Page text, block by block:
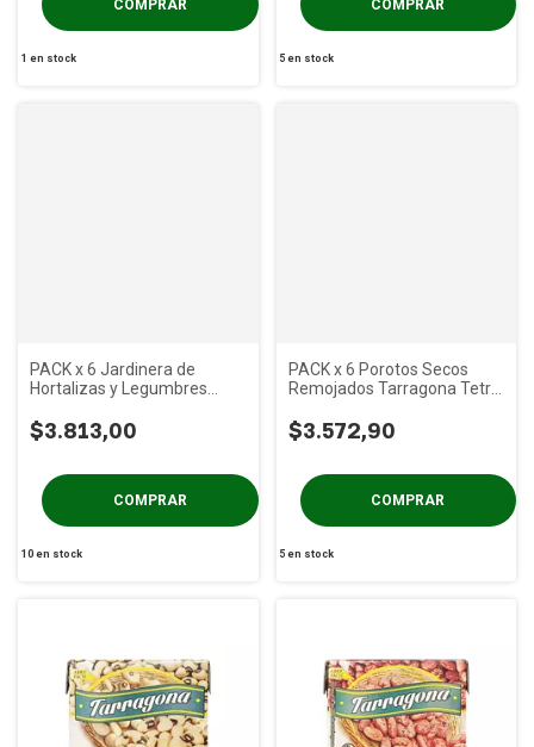
1 en stock 5 en stock
PACK x 6 Jardinera de
Hortalizas y Legumbres
$3.813,00
10en stock
PACK x 6 Porotos Secos
Remojados Tarragona Tetra
$3.572,90
5 en stock